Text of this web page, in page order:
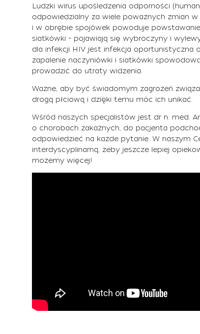
Ludzki wirus upośledzenia odporności
odpowiedzialny za wiele poważnych zmian
i w obrębie spojówek powoduje
siatkówki – pojawiają się wybroczyny i
dla infekcji HIV jest infekcja oportunistyczna
zapalenie naczyniówki i siatkówki
prowadzić do utraty widzenia.
Ważne, aby być świadomym zagrożeń
drogą płciową i dzięki temu móc ich unikać.
Wśród naszych specjalistów jest dr n. med.
o chorobach zakaźnych, do pacjenta
odpowiedzieć na każde pytanie. W naszym
interdyscyplinarną, żeby jeszcze lepiej
możemy więcej!